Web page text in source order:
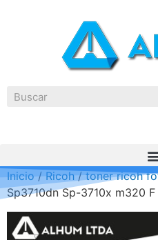
Inicio/Ricoh/toner ricoh
Sp3710dn Sp-3710x m320